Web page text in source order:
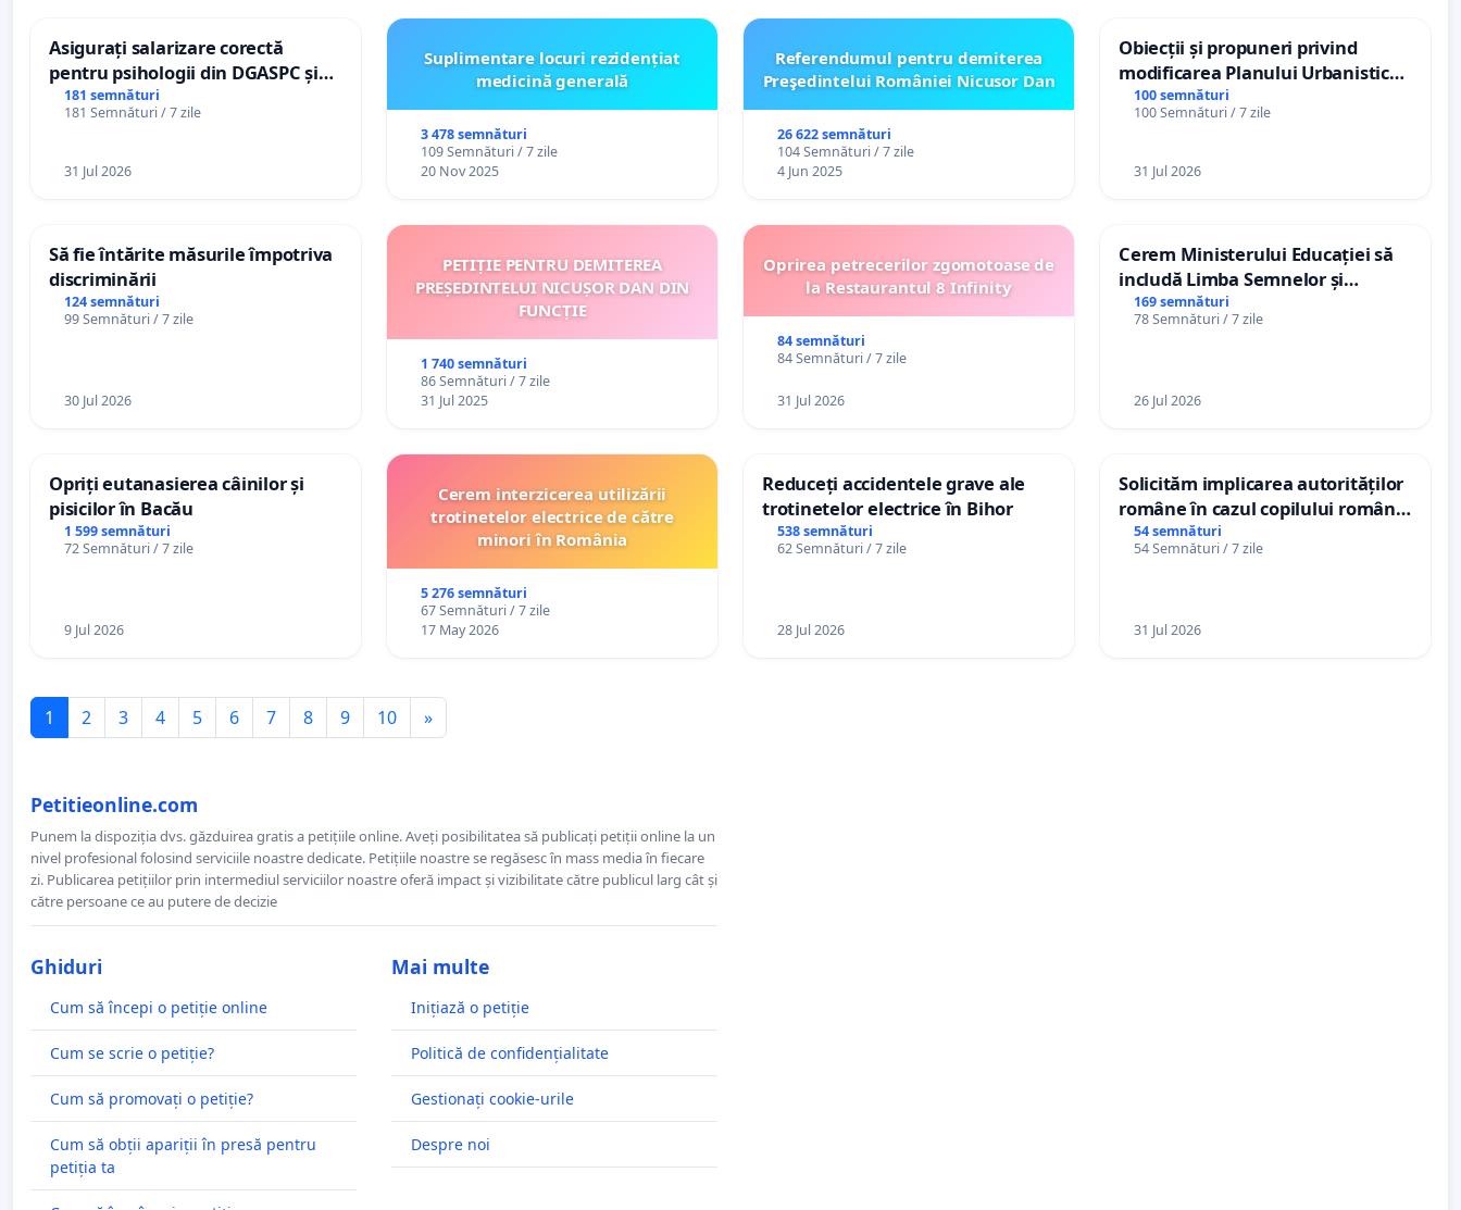
Asigurați salarizare corectă
pentru psihologii din DGASPC și
spitale
181 semnături
181 Semnături / 7 zile
31 Jul 2026
Suplimentare locuri rezidențiat
medicină generală
3 478 semnături
109 Semnături / 7 zile
20 Nov 2025
Referendumul pentru demiterea
Preşedintelui României Nicusor Dan
26 622 semnături
104 Semnături / 7 zile
4 Jun 2025
Obiecții și propuneri privind
modificarea Planului Urbanistic
General al orașului Ialoveni
100 semnături
100 Semnături / 7 zile
31 Jul 2026
Să fie întărite măsurile împotriva
discriminării
124 semnături
99 Semnături / 7 zile
30 Jul 2026
PETIȚIE PENTRU DEMITEREA
PREȘEDINTELUI NICUȘOR DAN DIN
FUNCȚIE
1 740 semnături
86 Semnături / 7 zile
31 Jul 2025
Oprirea petrecerilor zgomotoase de
la Restaurantul 8 Infinity
84 semnături
84 Semnături / 7 zile
31 Jul 2026
Cerem Ministerului Educației să
includă Limba Semnelor și
alfabetul Braille în școlile din
Republica Moldova!
169 semnături
78 Semnături / 7 zile
26 Jul 2026
Opriți eutanasierea câinilor și
pisicilor în Bacău
1 599 semnături
72 Semnături / 7 zile
9 Jul 2026
Cerem interzicerea utilizării
trotinetelor electrice de către
minori în România
5 276 semnături
67 Semnături / 7 zile
17 May 2026
Reduceți accidentele grave ale
trotinetelor electrice în Bihor
538 semnături
62 Semnături / 7 zile
28 Jul 2026
Solicităm implicarea autorităților
române în cazul copilului român
Wiliam Kristian Gheorghe, aflat în
plasament în Danemarca de 12
54 semnături
54 Semnături / 7 zile
31 Jul 2026
1 2 3 4 5 6 7 8 9 10 »
Petitieonline.com
Punem la dispoziția dvs. găzduirea gratis a petițiile online. Aveți posibilitatea să publicați petiții online la un
nivel profesional folosind serviciile noastre dedicate. Petițiile noastre se regăsesc în mass media în fiecare
zi. Publicarea petițiilor prin intermediul serviciilor noastre oferă impact și vizibilitate către publicul larg cât și
către persoane ce au putere de decizie
Ghiduri
Cum să începi o petiție online
Cum se scrie o petiție?
Cum să promovați o petiție?
Cum să obții apariții în presă pentru
petiția ta
Mai multe
Inițiază o petiție
Politică de confidențialitate
Gestionați cookie-urile
Despre noi